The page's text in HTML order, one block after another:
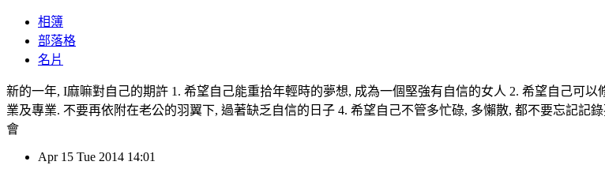
相簿
部落格
名片
新的一年, I麻嘛對自己的期許 1. 希望自己能重拾年輕時的夢想, 成為一個堅強有自信的女人 2. 希望自己可
業及專業. 不要再依附在老公的羽翼下, 過著缺乏自信的日子 4. 希望自己不管多忙碌, 多懶散, 都不要忘記記
會
Apr 15 Tue 2014 14:01